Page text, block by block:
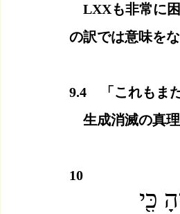
LXXも非常に困
の訳では意味を
9.4　「これもま
生成消滅の真理
10
כִּ֖י